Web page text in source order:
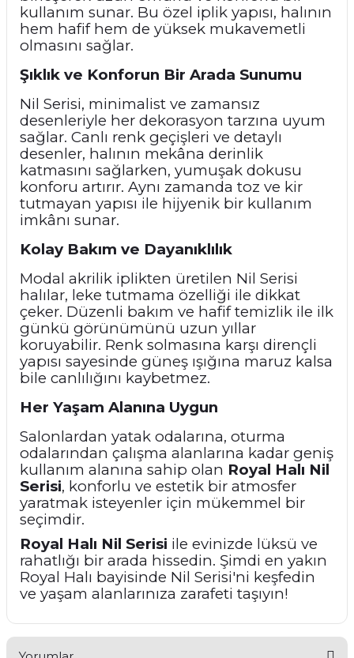
kullanım sunar. Bu özel iplik yapısı, halının
hem hafif hem de yüksek mukavemetli
olmasını sağlar.
Şıklık ve Konforun Bir Arada Sunumu
Nil Serisi, minimalist ve zamansız
desenleriyle her dekorasyon tarzına uyum
sağlar. Canlı renk geçişleri ve detaylı
desenler, halının mekâna derinlik
katmasını sağlarken, yumuşak dokusu
konforu artırır. Aynı zamanda toz ve kir
tutmayan yapısı ile hijyenik bir kullanım
imkânı sunar.
Kolay Bakım ve Dayanıklılık
Modal akrilik iplikten üretilen Nil Serisi
halılar, leke tutmama özelliği ile dikkat
çeker. Düzenli bakım ve hafif temizlik ile ilk
günkü görünümünü uzun yıllar
koruyabilir. Renk solmasına karşı dirençli
yapısı sayesinde güneş ışığına maruz kalsa
bile canlılığını kaybetmez.
Her Yaşam Alanına Uygun
Salonlardan yatak odalarına, oturma
odalarından çalışma alanlarına kadar geniş
kullanım alanına sahip olan Royal Halı Nil
Serisi, konforlu ve estetik bir atmosfer
yaratmak isteyenler için mükemmel bir
seçimdir.
Royal Halı Nil Serisi ile evinizde lüksü ve
rahatlığı bir arada hissedin. Şimdi en yakın
Royal Halı bayisinde Nil Serisi'ni keşfedin
ve yaşam alanlarınıza zarafeti taşıyın!